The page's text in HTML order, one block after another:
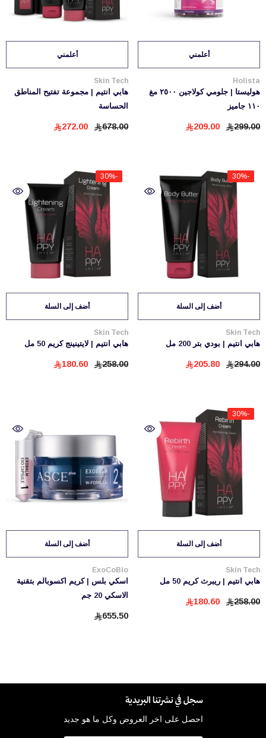
أعلمني
بائع:
Holista
هوليستا | جلومي كولاجين ٢٥٠٠ مغ
١١٠ جاميز
299.00
209.00
أعلمني
بائع:
Skin Tech
هابي انتيم | مجموعة تفتيح المناطق
الحساسة
678.00
272.00
-30%
أضف إلى السلة
بائع:
Skin Tech
هابي انتيم | بودي بتر 200 مل
294.00
205.80
-30%
أضف إلى السلة
بائع:
Skin Tech
هابي انتيم | لايتينينج كريم 50 مل
258.00
180.60
-30%
أضف إلى السلة
بائع:
Skin Tech
هابي انتيم | ريبرث كريم 50 مل
258.00
180.60
أضف إلى السلة
بائع:
ExoCoBio
اسكي بلس | كريم اكسوبالم بتقنية
الاسكي 20 جم
655.50
سجل في نشرتنا البريدية
احصل على اخر العروض وكل ما هو جديد